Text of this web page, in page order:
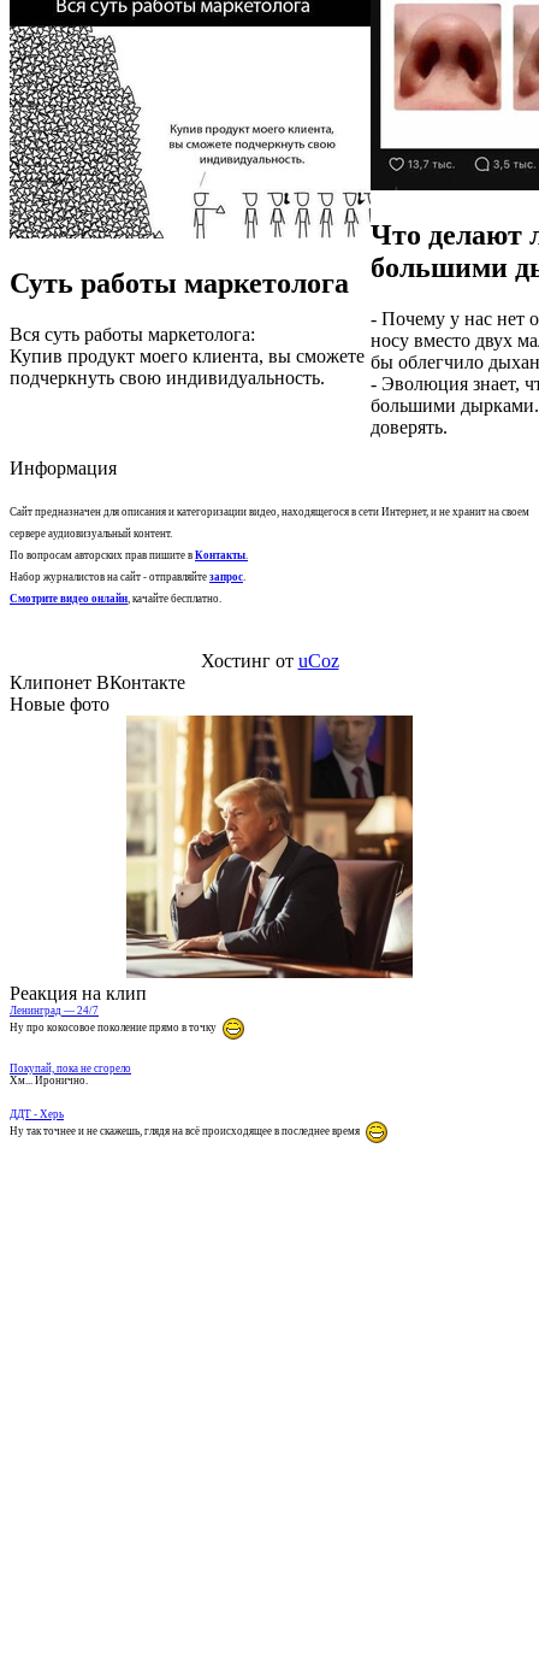
Суть работы маркетолога
Вся суть работы маркетолога:
Купив продукт моего клиента, вы сможете
подчеркнуть свою индивидуальность.
Что делают
большими
- Почему у нас нет
носу вместо двух
бы облегчило
- Эволюция знает,
большими дырками.
доверять.
Информация
Сайт предназначен для описания и категоризации видео, находящегося в сети Интернет, и не хранит на своем
сервере аудиовизуальный контент.
По вопросам авторских прав пишите в Контакты.
Набор журналистов на сайт - отправляйте запрос.
Смотрите видео онлайн, качайте бесплатно.
Хостинг от uCoz
Клипонет ВКонтакте
Новые фото
Реакция на клип
Ленинград — 24/7
Ну про кокосовое поколение прямо в точку
Покупай, пока не сгорело
Хм... Иронично.
ДДТ - Херь
Ну так точнее и не скажешь, глядя на всё происходящее в последнее время